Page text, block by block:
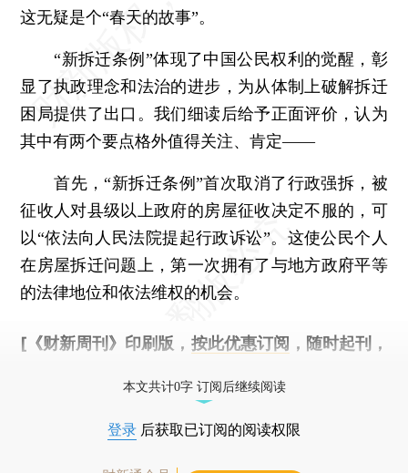
这无疑是个“春天的故事”。
“新拆迁条例”体现了中国公民权利的觉醒，彰
显了执政理念和法治的进步，为从体制上破解拆迁
困局提供了出口。我们细读后给予正面评价，认为
其中有两个要点格外值得关注、肯定——
首先，“新拆迁条例”首次取消了行政强拆，被
征收人对县级以上政府的房屋征收决定不服的，可
以“依法向人民法院提起行政诉讼”。这使公民个人
在房屋拆迁问题上，第一次拥有了与地方政府平等
的法律地位和依法维权的机会。
[《财新周刊》印刷版， 按此优惠订阅 ，随时起刊，
本文共计0字 订阅后继续阅读
登录 后获取已订阅的阅读权限